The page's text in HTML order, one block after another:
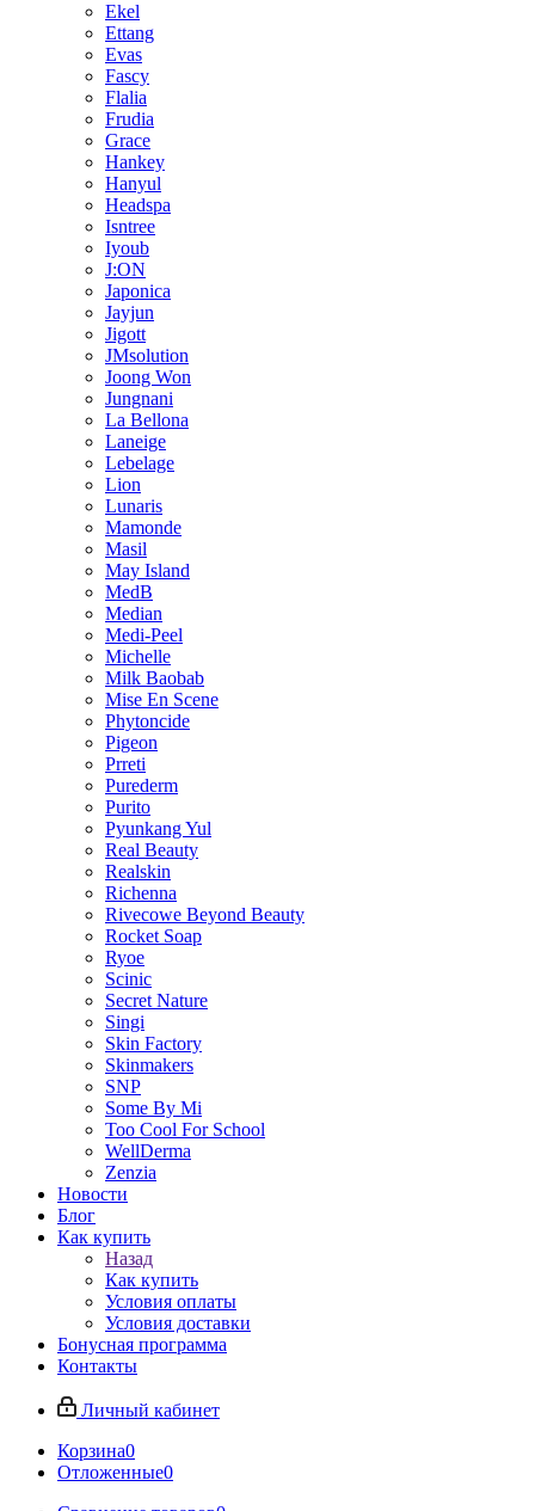
Ekel
Ettang
Evas
Fascy
Flalia
Frudia
Grace
Hankey
Hanyul
Headspa
Isntree
Iyoub
J:ON
Japonica
Jayjun
Jigott
JMsolution
Joong Won
Jungnani
La Bellona
Laneige
Lebelage
Lion
Lunaris
Mamonde
Masil
May Island
MedB
Median
Medi-Peel
Michelle
Milk Baobab
Mise En Scene
Phytoncide
Pigeon
Prreti
Purederm
Purito
Pyunkang Yul
Real Beauty
Realskin
Richenna
Rivecowe Beyond Beauty
Rocket Soap
Ryoe
Scinic
Secret Nature
Singi
Skin Factory
Skinmakers
SNP
Some By Mi
Too Cool For School
WellDerma
Zenzia
Новости
Блог
Как купить
Назад
Как купить
Условия оплаты
Условия доставки
Бонусная программа
Контакты
Личный кабинет
Корзина0
Отложенные0